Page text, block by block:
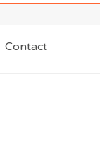
Contact